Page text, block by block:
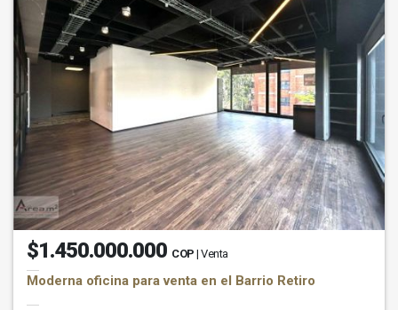
$1.450.000.000 COP | Venta
Moderna oficina para venta en el Barrio Retiro